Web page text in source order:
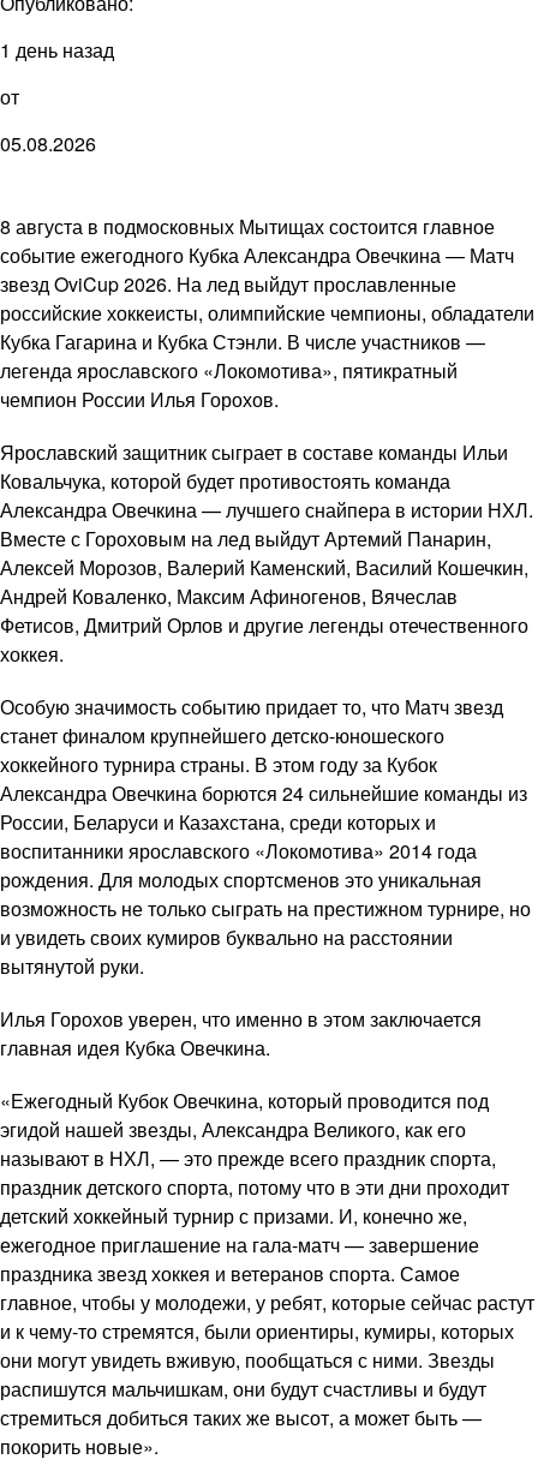
1 день назад
от
05.08.2026
8 августа в подмосковных Мытищах состоится главное
событие ежегодного Кубка Александра Овечкина — Матч
звезд OviCup 2026. На лед выйдут прославленные
российские хоккеисты, олимпийские чемпионы, обладатели
Кубка Гагарина и Кубка Стэнли. В числе участников —
легенда ярославского «Локомотива», пятикратный
чемпион России Илья Горохов.
Ярославский защитник сыграет в составе команды Ильи
Ковальчука, которой будет противостоять команда
Александра Овечкина — лучшего снайпера в истории НХЛ.
Вместе с Гороховым на лед выйдут Артемий Панарин,
Алексей Морозов, Валерий Каменский, Василий Кошечкин,
Андрей Коваленко, Максим Афиногенов, Вячеслав
Фетисов, Дмитрий Орлов и другие легенды отечественного
хоккея.
Особую значимость событию придает то, что Матч звезд
станет финалом крупнейшего детско-юношеского
хоккейного турнира страны. В этом году за Кубок
Александра Овечкина борются 24 сильнейшие команды из
России, Беларуси и Казахстана, среди которых и
воспитанники ярославского «Локомотива» 2014 года
рождения. Для молодых спортсменов это уникальная
возможность не только сыграть на престижном турнире, но
и увидеть своих кумиров буквально на расстоянии
вытянутой руки.
Илья Горохов уверен, что именно в этом заключается
главная идея Кубка Овечкина.
«Ежегодный Кубок Овечкина, который проводится под
эгидой нашей звезды, Александра Великого, как его
называют в НХЛ, — это прежде всего праздник спорта,
праздник детского спорта, потому что в эти дни проходит
детский хоккейный турнир с призами. И, конечно же,
ежегодное приглашение на гала-матч — завершение
праздника звезд хоккея и ветеранов спорта. Самое
главное, чтобы у молодежи, у ребят, которые сейчас растут
и к чему-то стремятся, были ориентиры, кумиры, которых
они могут увидеть вживую, пообщаться с ними. Звезды
распишутся мальчишкам, они будут счастливы и будут
стремиться добиться таких же высот, а может быть —
покорить новые».